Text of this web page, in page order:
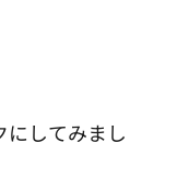
してみまし